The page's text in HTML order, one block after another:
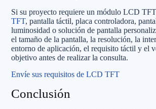
Si su proyecto requiere un módulo LCD
TFT, pantalla táctil, placa controladora,
luminosidad o solución de pantalla
el tamaño de la pantalla, la resolución, la
entorno de aplicación, el requisito táctil y el
objetivo antes de realizar la consulta.
Envíe sus requisitos de LCD TFT
Conclusión